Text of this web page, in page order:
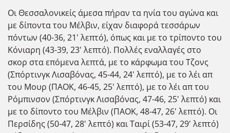
Οι Θεσσαλονικείς άμεσα πήραν τα ηνία του αγώνα και
με δίποντα του Μέλβιν, είχαν διαφορά τεσσάρων
πόντων (40-36, 21' λεπτό), όπως και με το τρίποντο του
Κόνιαρη (43-39, 23' λεπτό). Πολλές εναλλαγές στο
σκορ στα επόμενα λεπτά, με το κάρφωμα του Τζονς
(Σπόρτινγκ Λισαβόνας, 45-44, 24' λεπτό), με το λέι απ
του Μουρ (ΠΑΟΚ, 46-45, 25' λεπτό), με το λέι απ του
Ρόμπινσον (Σπόρτινγκ Λισαβόνας, 47-46, 25' λεπτό) και
με το δίποντο του Μέλβιν (ΠΑΟΚ, 48-47, 26' λεπτό). Οι
Περσίδης (50-47, 28' λεπτό) και Ταιρί (53-47, 29' λεπτό)